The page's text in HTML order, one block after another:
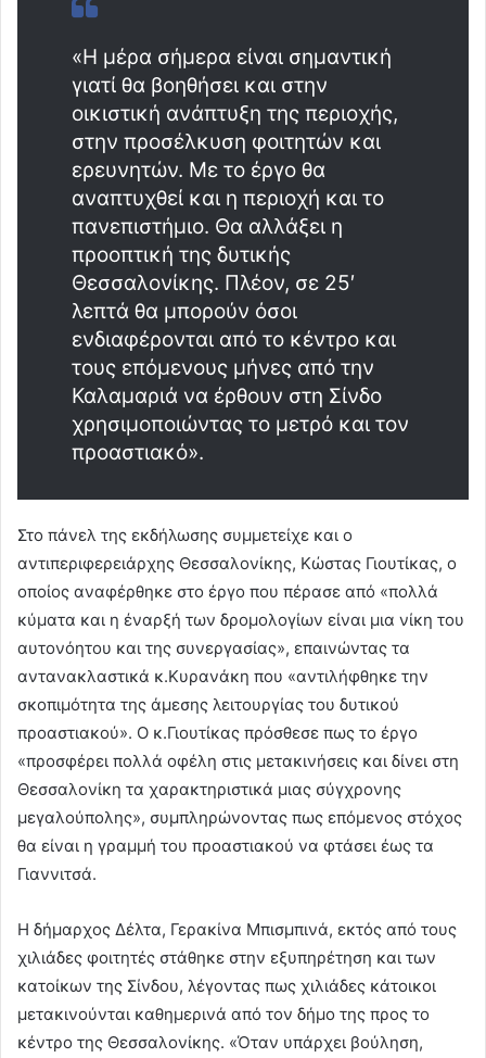
«Η μέρα σήμερα είναι σημαντική
γιατί θα βοηθήσει και στην
οικιστική ανάπτυξη της περιοχής,
στην προσέλκυση φοιτητών και
ερευνητών. Με το έργο θα
αναπτυχθεί και η περιοχή και το
πανεπιστήμιο. Θα αλλάξει η
προοπτική της δυτικής
Θεσσαλονίκης. Πλέον, σε 25′
λεπτά θα μπορούν όσοι
ενδιαφέρονται από το κέντρο και
τους επόμενους μήνες από την
Καλαμαριά να έρθουν στη Σίνδο
χρησιμοποιώντας το μετρό και τον
προαστιακό».
Στο πάνελ της εκδήλωσης συμμετείχε και ο
αντιπεριφερειάρχης Θεσσαλονίκης, Κώστας Γιουτίκας, ο
οποίος αναφέρθηκε στο έργο που πέρασε από «πολλά
κύματα και η έναρξή των δρομολογίων είναι μια νίκη του
αυτονόητου και της συνεργασίας», επαινώντας τα
αντανακλαστικά κ.Κυρανάκη που «αντιλήφθηκε την
σκοπιμότητα της άμεσης λειτουργίας του δυτικού
προαστιακού». Ο κ.Γιουτίκας πρόσθεσε πως το έργο
«προσφέρει πολλά οφέλη στις μετακινήσεις και δίνει στη
Θεσσαλονίκη τα χαρακτηριστικά μιας σύγχρονης
μεγαλούπολης», συμπληρώνοντας πως επόμενος στόχος
θα είναι η γραμμή του προαστιακού να φτάσει έως τα
Γιαννιτσά.
Η δήμαρχος Δέλτα, Γερακίνα Μπισμπινά, εκτός από τους
χιλιάδες φοιτητές στάθηκε στην εξυπηρέτηση και των
κατοίκων της Σίνδου, λέγοντας πως χιλιάδες κάτοικοι
μετακινούνται καθημερινά από τον δήμο της προς το
κέντρο της Θεσσαλονίκης. «Όταν υπάρχει βούληση,